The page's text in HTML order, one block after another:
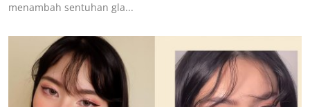
menambah sentuhan gla...